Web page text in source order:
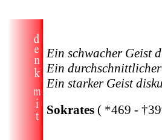
Ein schwacher Geist
Ein
Ein starker Geist
Sokrates ( *469 -